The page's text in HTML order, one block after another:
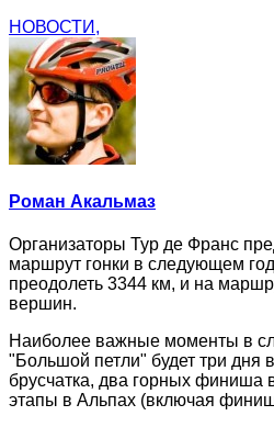
НОВОСТИ,
Роман Акальмаз
Организаторы Тур де Франс
маршрут гонки в следующем
преодолеть 3344 км, и на
вершин.
Наиболее важные моменты в
"Большой петли" будет три дня
брусчатка, два горных финиша
этапы в Альпах (включая